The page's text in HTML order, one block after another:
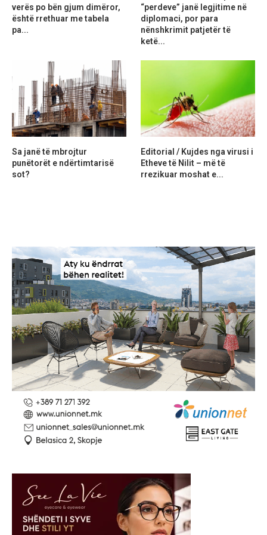
verës po bën gjum dimëror,
është rrethuar me tabela
pa...
“perdeve” janë legjitime në
diplomaci, por para
nënshkrimit patjetër të
ketë...
Sa janë të mbrojtur
punëtorët e ndërtimtarisë
sot?
Editorial / Kujdes nga virusi i
Etheve të Nilit – më të
rrezikuar moshat e...